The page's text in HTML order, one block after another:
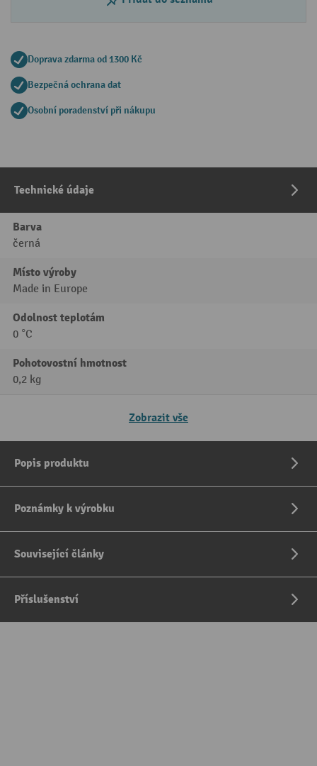
Doprava zdarma od 1300 Kč
Bezpečná ochrana dat
Osobní poradenství při nákupu
Technické údaje
Barva
černá
Místo výroby
Made in Europe
Odolnost teplotám
0 °C
Pohotovostní hmotnost
0,2 kg
Zobrazit vše
Popis produktu
Poznámky k výrobku
Související články
Příslušenství